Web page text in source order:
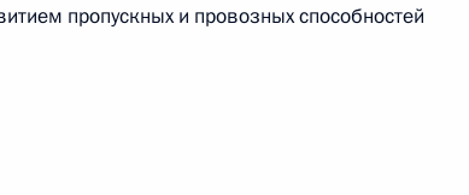
пропускных и провозных способностей